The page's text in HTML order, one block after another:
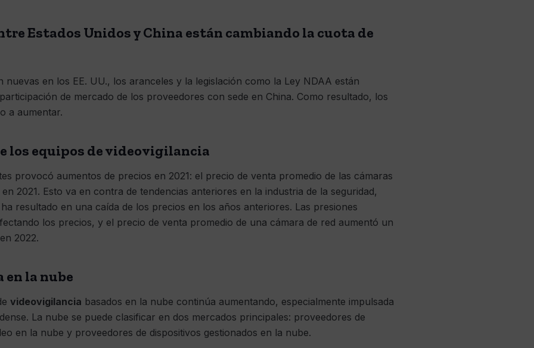
Estados Unidos y China están cambiando la cuota de
nuevas en los EE. UU., los aranceles y la legislación como la Ley NDAA están
de mercado de los proveedores con sede en China. Como resultado, los
a aumentar.
los equipos de videovigilancia
provocó aumentos de precios en 2021: el precio de venta promedio de las cámaras
2021. Esto va en contra de tendencias anteriores en la industria de la seguridad,
resultado en una caída de los precios en los años anteriores. Las presiones
los precios, y el precio de venta promedio de una cámara de red aumentó un
2022.
la nube
videovigilancia basados ​​en la nube continúa aumentando, especialmente impulsada
La nube se puede clasificar en dos mercados principales: proveedores de
en la nube y proveedores de dispositivos gestionados en la nube.